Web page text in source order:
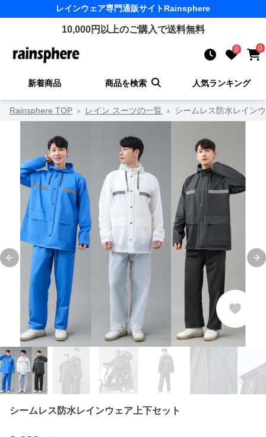
レインウェア専門通販サイトRainsphere
10,000円以上のご購入で送料無料
0 0
新着商品 商品を検索 人気ランキング
Rainsphere TOP › レイン スーツの一覧 › シームレス防水レイン
Previous slide
シームレス防水レインウェア上下セット